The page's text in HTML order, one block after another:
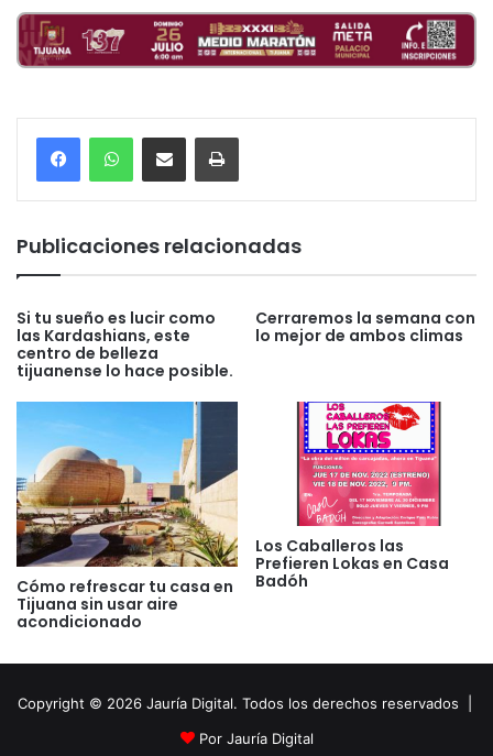
Compartir por correo electrónicoImprimir
Publicaciones relacionadas
Si tu sueño es lucir como
las Kardashians, este
centro de belleza
tijuanense lo hace posible.
Cerraremos la semana con
lo mejor de ambos climas
Cómo refrescar tu casa en
Tijuana sin usar aire
acondicionado
Los Caballeros las
Prefieren Lokas en Casa
Badóh
Copyright © 2026 Jauría Digital. Todos los derechos reservados |
Por Jauría Digital